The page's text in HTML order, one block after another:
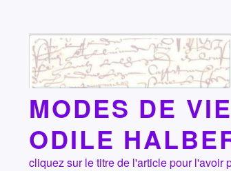
MODES DE
ODILE
cliquez sur le titre de l'article pour l'avoir